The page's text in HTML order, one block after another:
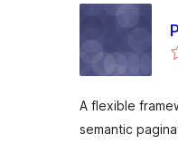
A flexible
semantic